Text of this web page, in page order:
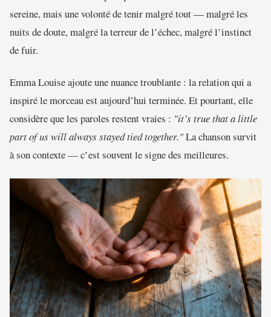
sereine, mais une volonté de tenir malgré tout — malgré les
nuits de doute, malgré la terreur de l’échec, malgré l’instinct
de fuir.
Emma Louise ajoute une nuance troublante : la relation qui a
inspiré le morceau est aujourd’hui terminée. Et pourtant, elle
considère que les paroles restent vraies : "it’s true that a little
part of us will always stayed tied together."La chanson survit
à son contexte — c’est souvent le signe des meilleures.